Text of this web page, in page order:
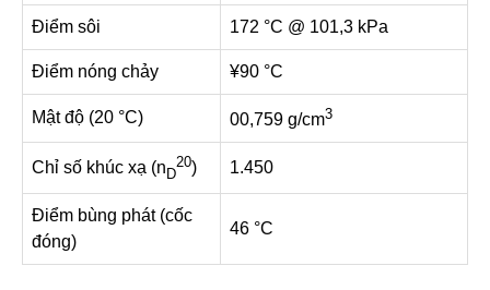
Điểm sôi 172 °C @ 101,3 kPa
Điểm nóng chảy ¥90 °C
Mật độ (20 °C) 00,759 g/cm3
Chỉ số khúc xạ (nD
20) 1.450
Điểm bùng phát (cốc
đóng)
46 °C